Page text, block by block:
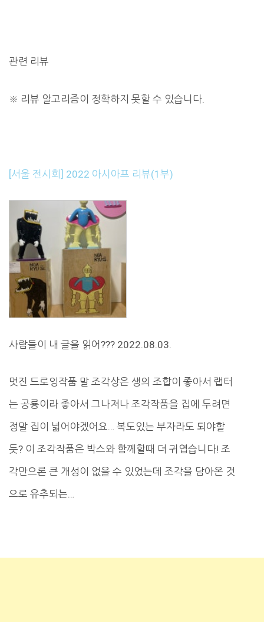
관련 리뷰
※ 리뷰 알고리즘이 정확하지 못할 수 있습니다.
[서울 전시회] 2022 아시아프 리뷰(1부)
사람들이 내 글을 읽어??? 2022.08.03.
멋진 드로잉작품 말 조각상은 생의 조합이 좋아서 랩터
는 공룡이라 좋아서 그나저나 조각작품을 집에 두려면
정말 집이 넓어야겠어요… 복도있는 부자라도 되야할
듯? 이 조각작품은 박스와 함께할때 더 귀엽습니다! 조
각만으론 큰 개성이 없을 수 있었는데 조각을 담아온 것
으로 유추되는…